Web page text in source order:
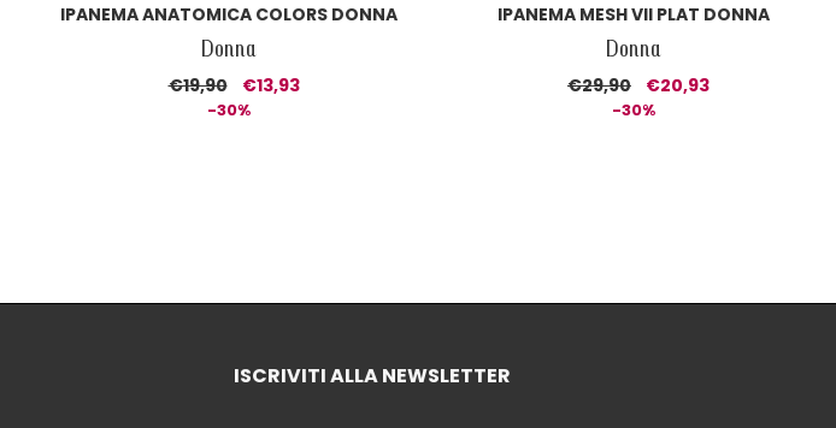
IPANEMA ANATOMICA COLORS DONNA
Donna
€19,90 €13,93
-30%
IPANEMA MESH VII PLAT DONNA
Donna
€29,90 €20,93
-30%
ISCRIVITI ALLA NEWSLETTER